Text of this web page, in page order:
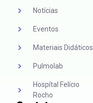
Notícias
Eventos
Materiais Didáticos
Pulmolab
Hospítal Felício
Rocho